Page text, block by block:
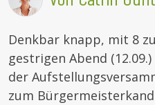
Denkbar knapp, mit 8
gestrigen Abend
der
zum